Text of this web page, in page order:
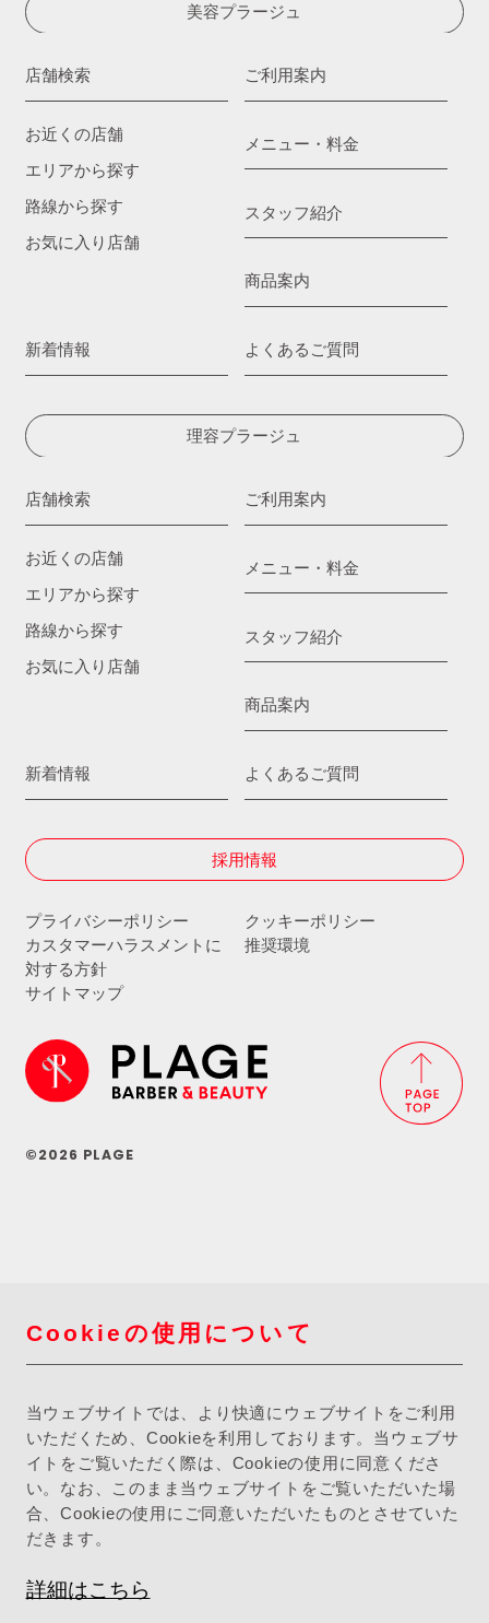
美容プラージュ
店舗検索
お近くの店舗
エリアから探す
路線から探す
お気に入り店舗
ご利用案内
メニュー・料金
スタッフ紹介
商品案内
新着情報 よくあるご質問
理容プラージュ
店舗検索
お近くの店舗
エリアから探す
路線から探す
お気に入り店舗
ご利用案内
メニュー・料金
スタッフ紹介
商品案内
新着情報 よくあるご質問
採用情報
プライバシーポリシー
クッキーポリシー
カスタマーハラスメントに
対する方針
推奨環境
サイトマップ
©2026 PLAGE
Cookieの使用について
当ウェブサイトでは、より快適にウェブサイトをご利用
いただくため、Cookieを利用しております。当ウェブサ
イトをご覧いただく際は、Cookieの使用に同意くださ
い。なお、このまま当ウェブサイトをご覧いただいた場
合、Cookieの使用にご同意いただいたものとさせていた
だきます。
詳細はこちら